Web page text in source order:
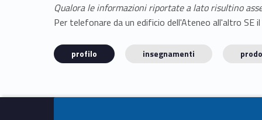
Qualora le informazioni riportate a lato risultino
Per telefonare da un edificio dell'Ateneo all'altro
profilo insegnamenti